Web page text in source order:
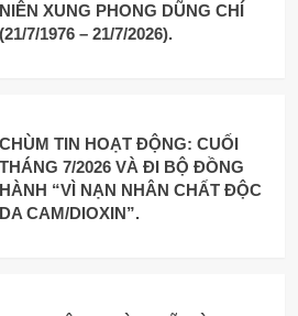
NIÊN XUNG PHONG DŨNG CHÍ
(21/7/1976 – 21/7/2026).
CHÙM TIN HOẠT ĐỘNG: CUỐI
THÁNG 7/2026 VÀ ĐI BỘ ĐỒNG
HÀNH “VÌ NẠN NHÂN CHẤT ĐỘC
DA CAM/DIOXIN”.